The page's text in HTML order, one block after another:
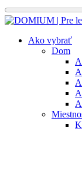
Preskočiť
na
Ako vybrať
Dom